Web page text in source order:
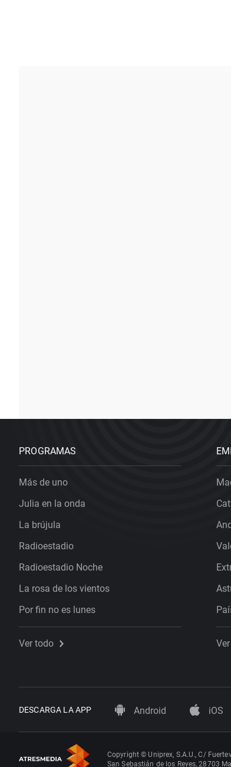
PROGRAMAS
Más de uno
Julia en la onda
La brújula
Radioestadio
Radioestadio Noche
La rosa de los vientos
Por fin no es lunes
Ver todo
DESCARGA LA APP Android iOS
Copyright © Uniprex, S.A.U., C/
San Sebastián de los Reyes, 28703